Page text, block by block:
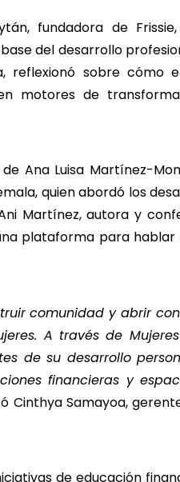
fundadora de
del desarrollo
reflexionó sobre cómo
motores de
Ana Luisa Martínez-
quien abordó los
Martínez, autora y
plataforma para hablar
comunidad y abrir
A través de
de su desarrollo
financieras y
Cinthya Samayoa,
de educación